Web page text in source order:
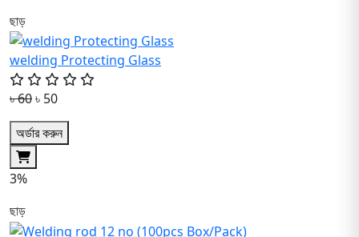
ছাড়
welding Protecting Glass
৳ 60৳ 50
অর্ডার করুন
3%
ছাড়